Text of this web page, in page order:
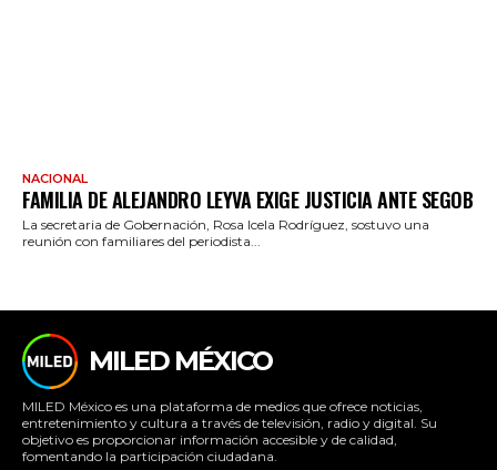
NACIONAL
FAMILIA DE ALEJANDRO LEYVA EXIGE JUSTICIA ANTE SEGOB
La secretaria de Gobernación, Rosa Icela Rodríguez, sostuvo una
reunión con familiares del periodista...
MILED MÉXICO
MILED México es una plataforma de medios que ofrece noticias,
entretenimiento y cultura a través de televisión, radio y digital. Su
objetivo es proporcionar información accesible y de calidad,
fomentando la participación ciudadana.